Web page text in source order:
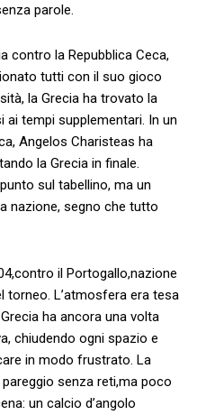
parole.
contro ⁣la Repubblica Ceca,‍
tutti con il⁤ suo gioco
⁢la Grecia ha trovato la
ai tempi supplementari. In ⁣un
Angelos Charisteas ⁣ha
la Grecia in finale.
sul tabellino, ​ma un
nazione, ‌segno che tutto
il⁤ Portogallo,nazione
torneo. L’atmosfera era tesa
ha ancora una volta
chiudendo ogni ‌spazio e
in modo frustrato. La
senza reti,ma poco
un calcio d’angolo